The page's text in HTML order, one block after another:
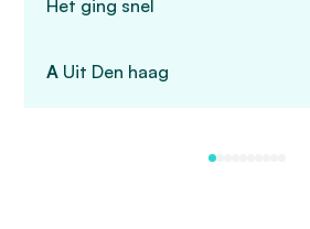
Het ging snel
A Uit Den haag